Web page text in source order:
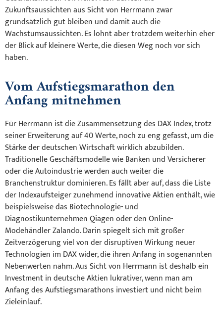
Zukunftsaussichten aus Sicht von Herrmann zwar
grundsätzlich gut bleiben und damit auch die
Wachstumsaussichten. Es lohnt aber trotzdem weiterhin eher
der Blick auf kleinere Werte, die diesen Weg noch vor sich
haben.
Vom Aufstiegsmarathon den
Anfang mitnehmen
Für Herrmann ist die Zusammensetzung des DAX Index, trotz
seiner Erweiterung auf 40 Werte, noch zu eng gefasst, um die
Stärke der deutschen Wirtschaft wirklich abzubilden.
Traditionelle Geschäftsmodelle wie Banken und Versicherer
oder die Autoindustrie werden auch weiter die
Branchenstruktur dominieren. Es fällt aber auf, dass die Liste
der Indexaufsteiger zunehmend innovative Aktien enthält, wie
beispielsweise das Biotechnologie- und
Diagnostikunternehmen Qiagen oder den Online-
Modehändler Zalando. Darin spiegelt sich mit großer
Zeitverzögerung viel von der disruptiven Wirkung neuer
Technologien im DAX wider, die ihren Anfang in sogenannten
Nebenwerten nahm. Aus Sicht von Herrmann ist deshalb ein
Investment in deutsche Aktien lukrativer, wenn man am
Anfang des Aufstiegsmarathons investiert und nicht beim
Zieleinlauf.